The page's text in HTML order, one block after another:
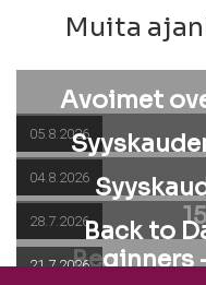
Muita
Avoimet
05.8.2026
04.8.2026
28.7.2026Back to
Beginners
21.7.2026